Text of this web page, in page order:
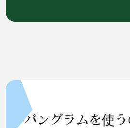
パングラムを使